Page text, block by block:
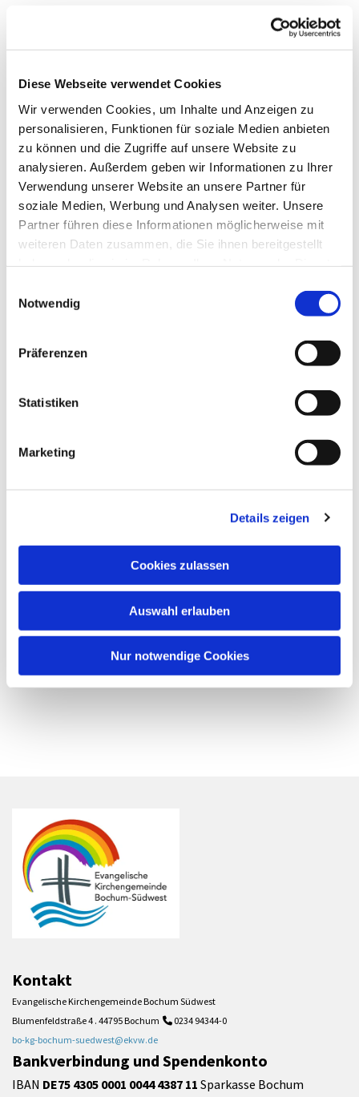
Diese Webseite verwendet Cookies
Wir verwenden Cookies, um Inhalte und Anzeigen zu
personalisieren, Funktionen für soziale Medien anbieten
zu können und die Zugriffe auf unsere Website zu
analysieren. Außerdem geben wir Informationen zu Ihrer
Verwendung unserer Website an unsere Partner für
soziale Medien, Werbung und Analysen weiter. Unsere
Partner führen diese Informationen möglicherweise mit
weiteren Daten zusammen, die Sie ihnen bereitgestellt
Notwendig
Präferenzen
Statistiken
Marketing
Details zeigen
Cookies zulassen
Auswahl erlauben
Nur notwendige Cookies
Dies könnte Sie auch interessieren
Kontakt
Evangelische Kirchengemeinde Bochum Südwest
Blumenfeldstraße 4 . 44795 Bochum  0234 94344-0
bo-kg-bochum-suedwest@ekvw.de
Bankverbindung und Spendenkonto
IBAN DE75 4305 0001 0044 4387 11 Sparkasse Bochum